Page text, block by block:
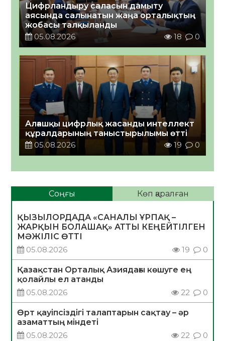
Цифрландыру саласын дамыту
аясында салынатын жаңа орталықтың
жобасы талқыланды
05.08.2026
18 0
Алғашқы цифрлық жасанды интеллект
құралдарының таныстырылымы өтті
05.08.2026
19 0
Соңғы Көп қаралған
ҚЫЗЫЛОРДАДА «САНАЛЫ ҰРПАҚ –
ЖАРҚЫН БОЛАШАҚ» АТТЫ КЕҢЕЙТІЛГЕН
МӘЖІЛІС ӨТТІ
05.08.2026
19 0
Қазақстан Орталық Азиядағы көшуге ең
қолайлы ел атанды
05.08.2026
22 0
Өрт қауіпсіздігі талаптарын сақтау – әр
азаматтың міндеті
05.08.2026
22 0